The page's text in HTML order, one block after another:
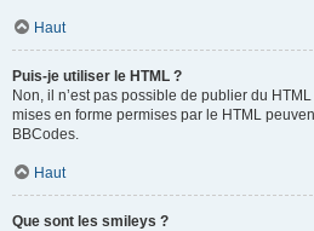
Haut
Puis-je utiliser le HTML ?
Non, il n’est pas possible de publier du
mises en forme permises par le HTML
BBCodes.
Haut
Que sont les smileys ?